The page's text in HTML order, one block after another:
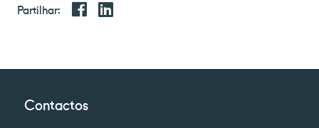
Partilhar:
Contactos